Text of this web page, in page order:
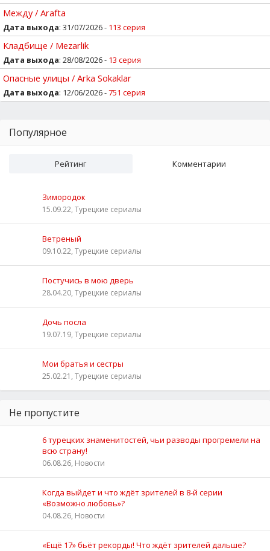
Между / Arafta
Дата выхода: 31/07/2026 - 113 серия
Кладбище / Mezarlik
Дата выхода: 28/08/2026 - 13 серия
Опасные улицы / Arka Sokaklar
Дата выхода: 12/06/2026 -751 серия
Популярное
Рейтинг Комментарии
Зимородок
15.09.22, Турецкие сериалы
Ветреный
09.10.22, Турецкие сериалы
Постучись в мою дверь
28.04.20, Турецкие сериалы
Дочь посла
19.07.19, Турецкие сериалы
Мои братья и сестры
25.02.21, Турецкие сериалы
Не пропустите
6 турецких знаменитостей, чьи разводы прогремели на
всю страну!
06.08.26, Новости
Когда выйдет и что ждёт зрителей в 8-й серии
«Возможно любовь»?
04.08.26, Новости
«Ещё 17» бьёт рекорды! Что ждёт зрителей дальше?